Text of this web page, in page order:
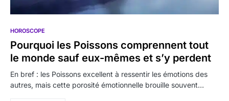
HOROSCOPE
Pourquoi les Poissons comprennent tout
le monde sauf eux-mêmes et s’y perdent
En bref : les Poissons excellent à ressentir les émotions des
autres, mais cette porosité émotionnelle brouille souvent…